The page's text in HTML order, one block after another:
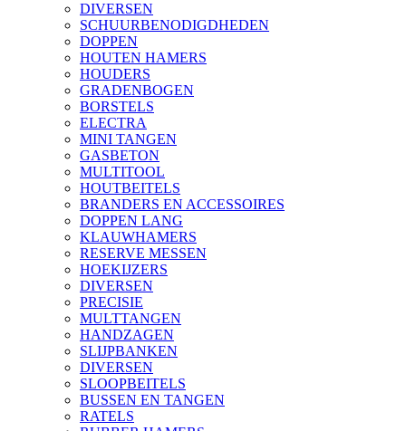
DIVERSEN
SCHUURBENODIGDHEDEN
DOPPEN
HOUTEN HAMERS
HOUDERS
GRADENBOGEN
BORSTELS
ELECTRA
MINI TANGEN
GASBETON
MULTITOOL
HOUTBEITELS
BRANDERS EN ACCESSOIRES
DOPPEN LANG
KLAUWHAMERS
RESERVE MESSEN
HOEKIJZERS
DIVERSEN
PRECISIE
MULTTANGEN
HANDZAGEN
SLIJPBANKEN
DIVERSEN
SLOOPBEITELS
BUSSEN EN TANGEN
RATELS